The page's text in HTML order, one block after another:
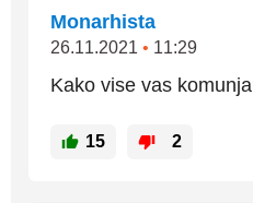
Monarhista
26.11.2021 • 11:29
Kako vise vas
15 2